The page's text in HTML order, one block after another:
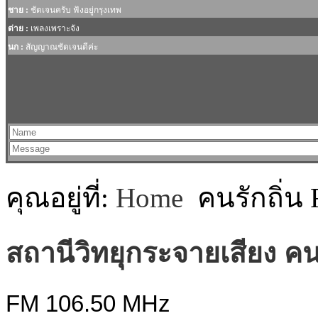
คุณอยู่ที่: Home คนรักถิ่น
สถานีวิทยุกระจายเสียง ค
FM 106.50 MHz